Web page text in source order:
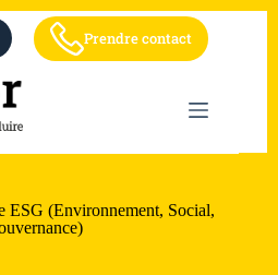
Prendre contact
ESG (Environnement, Social,